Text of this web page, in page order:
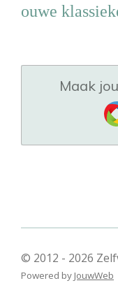
ouwe
Maak
© 2012 - 2026
Powered by JouwWeb